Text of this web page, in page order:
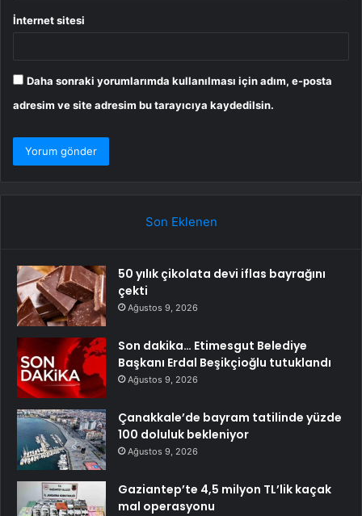
İnternet sitesi
Daha sonraki yorumlarımda kullanılması için adım, e-posta
adresim ve site adresim bu tarayıcıya kaydedilsin.
Son Eklenen
50 yılık çikolata devi iflas bayrağını
çekti
Ağustos 9, 2026
Son dakika… Etimesgut Belediye
Başkanı Erdal Beşikçioğlu tutuklandı
Ağustos 9, 2026
Çanakkale’de bayram tatilinde yüzde
100 doluluk bekleniyor
Ağustos 9, 2026
Gaziantep’te 4,5 milyon TL’lik kaçak
mal operasyonu